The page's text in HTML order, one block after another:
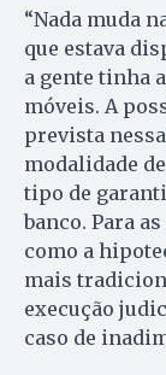
“Nada muda
que estava
a gente tinha
móveis. A
prevista
modalidade
tipo de
banco. Para
como a
mais
execução
caso de